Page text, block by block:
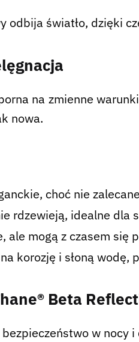
odbija światło, dzięki
na zmienne
nowa.
choć nie
rdzewieją, idealne dla
ale mogą z czasem się
korozję i słoną wodę,
Beta
w nocy i